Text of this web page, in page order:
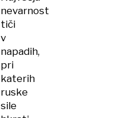
nevarnost
tiči
v
napadih,
pri
katerih
ruske
sile